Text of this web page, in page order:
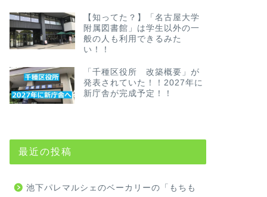
【知ってた？】「名古屋大学
附属図書館」は学生以外の一
般の人も利用できるみた
い！！
「千種区役所 改築概要」が
発表されていた！！2027年に
新庁舎が完成予定！！
最近の投稿
池下パレマルシェのベーカリーの「もちも